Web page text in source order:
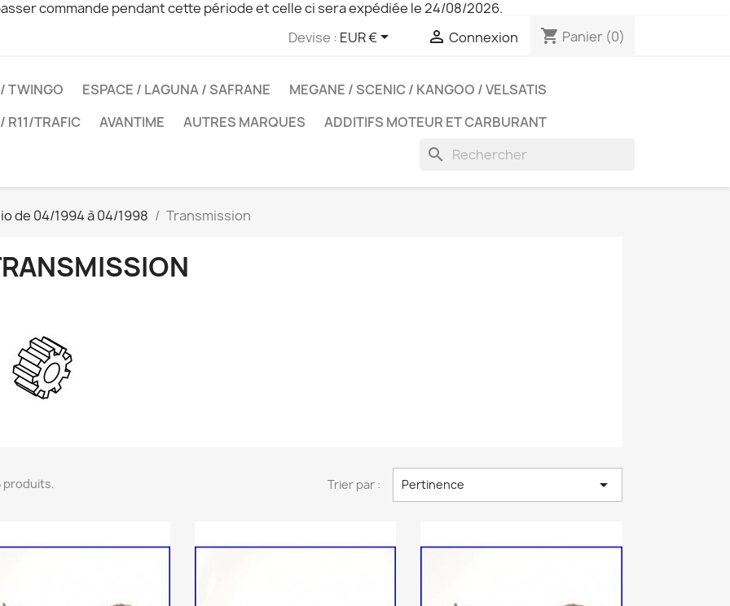
commande pendant cette période et celle ci sera expédiée le 24/08/2026.
Devise : EUR €  Connexion shopping_cart Panier (0)
TWINGO ESPACE / LAGUNA / SAFRANE
MEGANE / SCENIC / KANGOO / VELSATIS
R11/TRAFIC
AVANTIME AUTRES MARQUES ADDITIFS MOTEUR ET CARBURANT
search
de 04/1994 à 04/1998 Transmission
produits. Trier par : Pertinence 